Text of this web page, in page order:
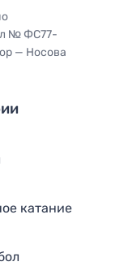
№ ФС77-
— Носова
катание